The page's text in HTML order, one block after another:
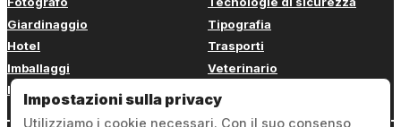
Giardinaggio
Hotel
Imballaggi
Imbianchino
Tipografia
Trasporti
Veterinario
Impostazioni sulla privacy
Utilizziamo i cookie necessari. Con il suo consenso,